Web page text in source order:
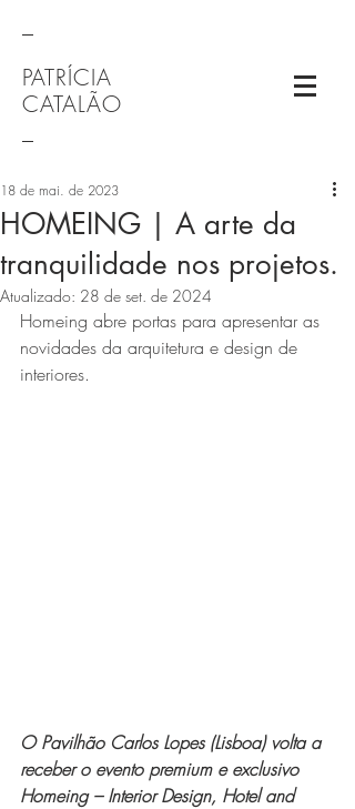
PATRÍCIA
CATALÃO
HOMEING | A arte da
tranquilidade nos projetos.
18 de mai. de 2023
Atualizado: 28 de set. de 2024
Homeing abre portas para apresentar as
novidades da arquitetura e design de
interiores.
O Pavilhão Carlos Lopes (Lisboa) volta a
receber o evento premium e exclusivo
Homeing – Interior Design, Hotel and